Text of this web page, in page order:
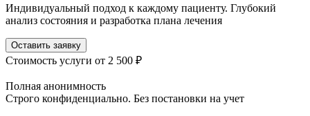
Индивидуальный подход к каждому пациенту. Глубокий
анализ состояния и разработка плана лечения
Оставить заявку
Стоимость услуги от 2 500 ₽
Полная анонимность
Строго конфиденциально. Без постановки на учет